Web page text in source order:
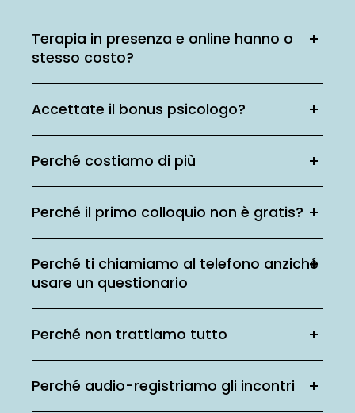
Terapia in presenza e online hanno o
stesso costo?
Accettate il bonus psicologo?
Perché costiamo di più
Perché il primo colloquio non è gratis?
Perché ti chiamiamo al telefono anziché
usare un questionario
Perché non trattiamo tutto
Perché audio-registriamo gli incontri